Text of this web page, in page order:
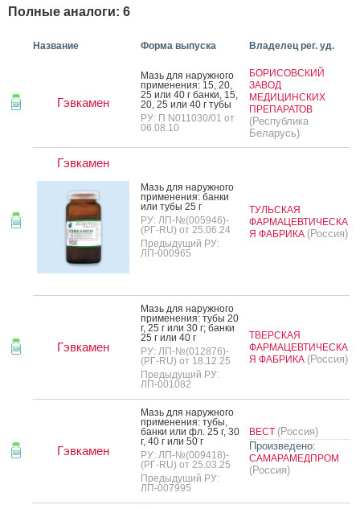
Полные аналоги: 6
Название Форма выпуска Владелец рег. уд.
Гэвкамен
Мазь для на­руж­но­го
при­мене­ния: 15, 20,
25 или 40 г бан­ки, 15,
20, 25 или 40 г ту­бы
РУ: П N011030/01 от
06.08.10
БОРИСОВСКИЙ
ЗАВОД
МЕДИЦИНСКИХ
ПРЕПАРАТОВ
(Республика
Беларусь)
Гэвкамен
Мазь для на­руж­но­го
при­мене­ния: бан­ки
или ту­бы 25 г
РУ: ЛП-№(005946)-
(РГ-RU) от 25.06.24
Предыдущий РУ:
ЛП-000965
ТУЛЬСКАЯ
ФАРМАЦЕВТИЧЕСКА
Я ФАБРИКА (Россия)
Гэвкамен
Мазь для на­руж­но­го
при­мене­ния: ту­бы 20
г, 25 г или 30 г; бан­ки
25 г или 40 г
РУ: ЛП-№(012876)-
(РГ-RU) от 18.12.25
Предыдущий РУ:
ЛП-001082
ТВЕРСКАЯ
ФАРМАЦЕВТИЧЕСКА
Я ФАБРИКА (Россия)
Гэвкамен
Мазь для на­руж­но­го
при­мене­ния: ту­бы,
бан­ки или фл. 25 г, 30
г, 40 г или 50 г
РУ: ЛП-№(009418)-
(РГ-RU) от 25.03.25
Предыдущий РУ:
ЛП-007995
ВЕСТ (Россия)
Произведено:
САМАРАМЕДПРОМ
(Россия)